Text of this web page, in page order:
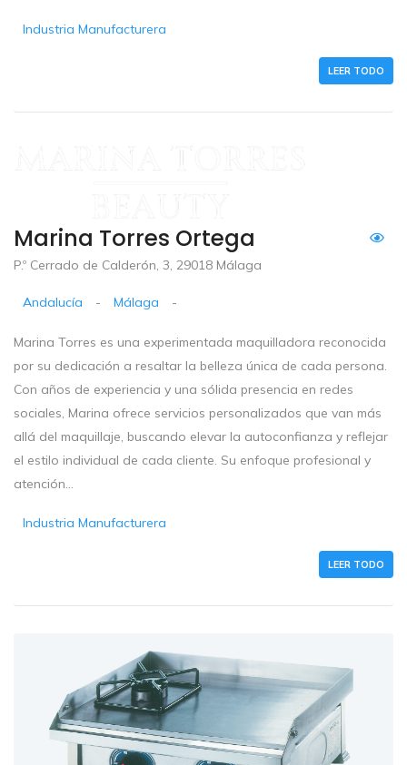
Industria Manufacturera
LEER TODO
Marina Torres Ortega
P.º Cerrado de Calderón, 3, 29018 Málaga
Andalucía - Málaga -
Marina Torres es una experimentada maquilladora reconocida
por su dedicación a resaltar la belleza única de cada persona.
Con años de experiencia y una sólida presencia en redes
sociales, Marina ofrece servicios personalizados que van más
allá del maquillaje, buscando elevar la autoconfianza y reflejar
el estilo individual de cada cliente. Su enfoque profesional y
atención...
Industria Manufacturera
LEER TODO